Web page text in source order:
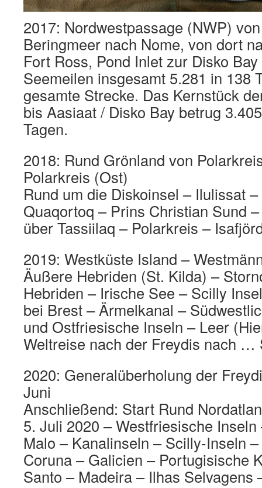
2017: Nordwestpassage (NWP)
Beringmeer nach Nome, von dort
Fort Ross, Pond Inlet zur Disko
Seemeilen insgesamt 5.281 in 138
gesamte Strecke. Das Kernstück
bis Aasiaat / Disko Bay betrug
Tagen.
2018: Rund Grönland von
Polarkreis (Ost)
Rund um die Diskoinsel – Ilulissat
Quaqortoq – Prins Christian Sund
über Tassiilaq – Polarkreis –
2019: Westküste Island –
Äußere Hebriden (St. Kilda) –
Hebriden – Irische See – Scilly
bei Brest – Ärmelkanal –
und Ostfriesische Inseln – Leer
Weltreise nach der Freydis nach …
2020: Generalüberholung der
Juni
Anschließend: Start Rund
5. Juli 2020 – Westfriesische
Malo – Kanalinseln – Scilly-Inseln
Coruna – Galicien – Portugisische
Santo – Madeira – Ilhas Selvagens